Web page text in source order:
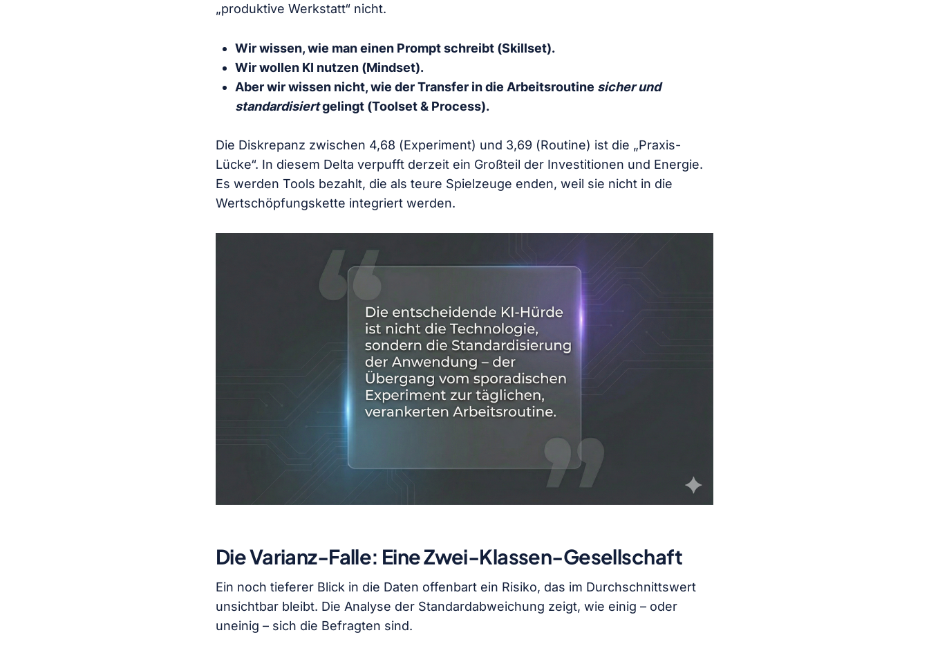
„produktive Werkstatt“ nicht.
Wir wissen, wie man einen Prompt schreibt (Skillset).
Wir wollen KI nutzen (Mindset).
Aber wir wissen nicht, wie der Transfer in die Arbeitsroutine sicher und
standardisiertgelingt (Toolset & Process).
Die Diskrepanz zwischen 4,68 (Experiment) und 3,69 (Routine) ist die „Praxis-
Lücke“. In diesem Delta verpufft derzeit ein Großteil der Investitionen und Energie.
Es werden Tools bezahlt, die als teure Spielzeuge enden, weil sie nicht in die
Wertschöpfungskette integriert werden.
Die Varianz-Falle: Eine Zwei-Klassen-Gesellschaft
Ein noch tieferer Blick in die Daten offenbart ein Risiko, das im Durchschnittswert
unsichtbar bleibt. Die Analyse der Standardabweichung zeigt, wie einig – oder
uneinig – sich die Befragten sind.